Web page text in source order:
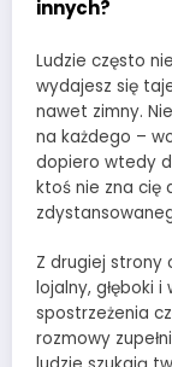
innych?
Ludzie często
wydajesz się
nawet zimny.
na każdego –
dopiero wtedy
ktoś nie zna cię
Z drugiej strony
lojalny, głęboki
spostrzeżenia
rozmowy